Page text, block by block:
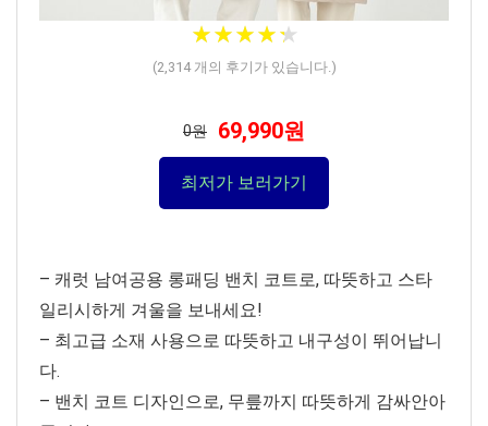
★★★★★
★★★★★
(2,314개의 후기가 있습니다.)
0원 69,990원
최저가 보러가기
– 캐럿 남여공용 롱패딩 밴치 코트로, 따뜻하고 스타
일리시하게 겨울을 보내세요!
– 최고급 소재 사용으로 따뜻하고 내구성이 뛰어납니
다.
– 밴치 코트 디자인으로, 무릎까지 따뜻하게 감싸안아